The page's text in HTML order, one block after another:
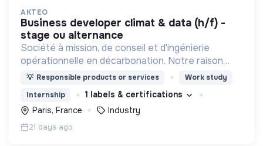
AKTEO
business developer climat & data (h/f) -
stage ou alternance
Société à mission, de conseil et d'ingénierie
opérationnelle en décarbonation. Notre raison
d'être : contribuer à la neutralité carbone par le
💡 Responsible products or services
Work study
Internship
1 labels & certifications
Paris, France
Industry
21 days ago